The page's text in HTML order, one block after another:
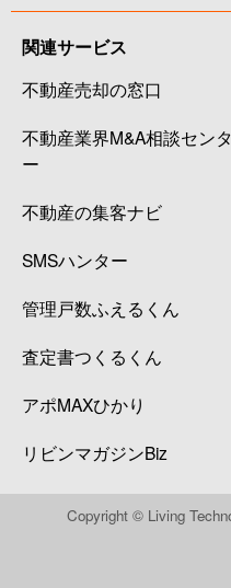
関連サービス
不動産売却の窓口
不動産業界M&A相談センタ
ー
不動産の集客ナビ
SMSハンター
管理戸数ふえるくん
査定書つくるくん
アポMAXひかり
リビンマガジンBiz
Copyright © Living